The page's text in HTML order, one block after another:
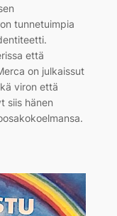
tunnetuimpia
että
on julkaissut
viron että
siis hänen